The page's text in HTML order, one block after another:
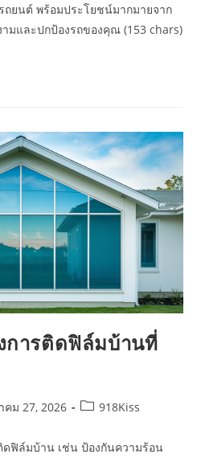
ยนต์ พร้อมประโยชน์มากมายจาก
มและปกป้องรถของคุณ (153 chars)
การติดฟิล์มบ้านที่
คม 27, 2026
Post918Kiss
ฟิล์มบ้าน เช่น ป้องกันความร้อน